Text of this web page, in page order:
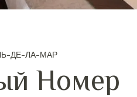
ДЕ-ЛА-МАР
Номер